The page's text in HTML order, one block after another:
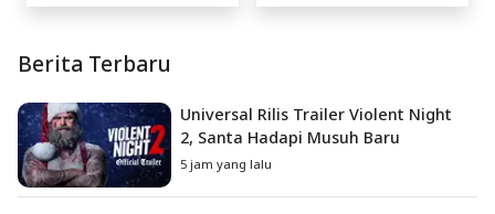
Berita Terbaru
Universal Rilis Trailer Violent Night
2, Santa Hadapi Musuh Baru
5 jam yang lalu